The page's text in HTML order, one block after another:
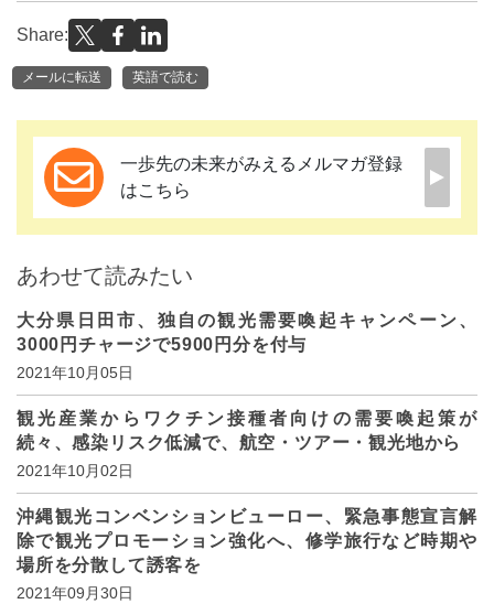
Share:
メールに転送 英語で読む
一歩先の未来がみえるメルマガ登録
はこちら
あわせて読みたい
大分県日田市、独自の観光需要喚起キャンペーン、
3000円チャージで5900円分を付与
2021年10月05日
観光産業からワクチン接種者向けの需要喚起策が
続々、感染リスク低減で、航空・ツアー・観光地から
2021年10月02日
沖縄観光コンベンションビューロー、緊急事態宣言解
除で観光プロモーション強化へ、修学旅行など時期や
場所を分散して誘客を
2021年09月30日